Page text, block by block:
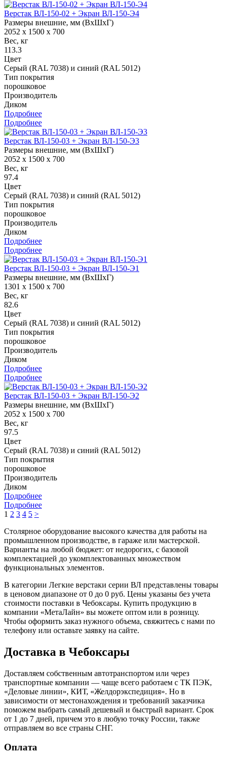
Верстак ВЛ-150-02 + Экран ВЛ-150-Э4
Размеры внешние, мм (ВхШхГ)
2052 x 1500 x 700
Вес, кг
113.3
Цвет
Серый (RAL 7038) и синий (RAL 5012)
Тип покрытия
порошковое
Производитель
Диком
Подробнее
Подробнее
Верстак ВЛ-150-03 + Экран ВЛ-150-Э3
Размеры внешние, мм (ВхШхГ)
2052 x 1500 x 700
Вес, кг
97.4
Цвет
Серый (RAL 7038) и синий (RAL 5012)
Тип покрытия
порошковое
Производитель
Диком
Подробнее
Подробнее
Верстак ВЛ-150-03 + Экран ВЛ-150-Э1
Размеры внешние, мм (ВхШхГ)
1301 x 1500 x 700
Вес, кг
82.6
Цвет
Серый (RAL 7038) и синий (RAL 5012)
Тип покрытия
порошковое
Производитель
Диком
Подробнее
Подробнее
Верстак ВЛ-150-03 + Экран ВЛ-150-Э2
Размеры внешние, мм (ВхШхГ)
2052 x 1500 x 700
Вес, кг
97.5
Цвет
Серый (RAL 7038) и синий (RAL 5012)
Тип покрытия
порошковое
Производитель
Диком
Подробнее
Подробнее
1 2 3 4 5 >
Столярное оборудование высокого качества для работы на
промышленном производстве, в гараже или мастерской.
Варианты на любой бюджет: от недорогих, с базовой
комплектацией до укомплектованных множеством
функциональных элементов.
В категории Легкие верстаки серии ВЛ представлены товары
в ценовом диапазоне от 0 до 0 руб. Цены указаны без учета
стоимости поставки в Чебоксары. Купить продукцию в
компании «МетаЛайн» вы можете оптом или в розницу.
Чтобы оформить заказ нужного объема, свяжитесь с нами по
телефону или оставьте заявку на сайте.
Доставка в Чебоксары
Доставляем собственным автотранспортом или через
транспортные компании — чаще всего работаем с ТК ПЭК,
«Деловые линии», КИТ, «Желдорэкспедиция». Но в
зависимости от местонахождения и требований заказчика
поможем выбрать самый дешевый и быстрый вариант. Срок
от 1 до 7 дней, причем это в любую точку России, также
отправляем во все страны СНГ.
Оплата